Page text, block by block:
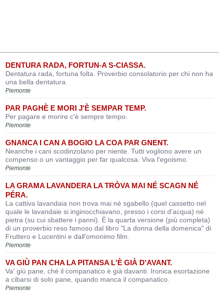
DENTURA RADA, FORTUN-A S-CIASSA.
Dentatura rada, fortuna folta. Proverbio consolatorio per chi non ha
una bella dentatura.
Piemonte
PAR PAGHÈ E MORI J'È SEMPAR TEMP.
Per pagare e morire c'è sempre tempo.
Piemonte
GNANCA I CAN A BOGIO LA COA PAR GNENT.
Neanche i cani scodinzolano per niente. Tutti vogliono avere un
compenso o un vantaggio per far qualcosa. Viva l'egoismo.
Piemonte
LA GRAMA LAVANDERA LA TRÒVA MAI NÉ SCAGN NÉ
PÉRA.
La cattiva lavandaia non trova mai né sgabello (quel cassetto nel
quale le lavandaie si inginocchiavano, presso i corsi d'acqua) né
pietra (su cui sbattere i panni). È la quarta versione (più completa)
di un proverbio reso famoso dal libro "La donna della domenica" di
Fruttero e Lucentini e dall'omonimo film.
Piemonte
VA GIÙ PAN CHA LA PITANSA L'È GIÀ D'AVANT.
Va' giù pane, ché il companatico è già davanti. Ironica esortazione
a cibarsi di solo pane, quando manca il companatico.
Piemonte